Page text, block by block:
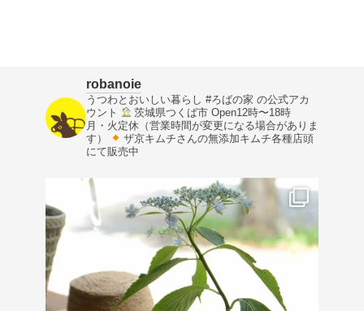
robanoie
うつわとおいしい暮らし #ろばの家 の公式アカ
ウント
茨城県つくば市 Open12時〜18時
月・火定休（営業時間が変更になる場合がありま
す）
ザ京キムチさんの無添加キムチ各種店頭
にて販売中